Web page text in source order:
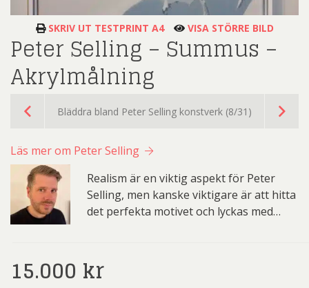
SKRIV UT TESTPRINT A4 VISA STÖRRE BILD
Peter Selling – Summus –
Akrylmålning
Bläddra bland Peter Selling konstverk (8/31)
Läs mer om Peter Selling
Realism är en viktig aspekt för Peter
Selling, men kanske viktigare är att hitta
det perfekta motivet och lyckas med…
15.000 kr